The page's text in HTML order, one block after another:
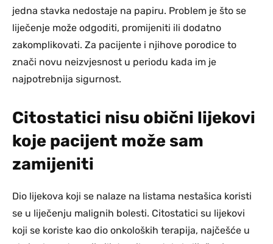
jedna stavka nedostaje na papiru. Problem je što se
liječenje može odgoditi, promijeniti ili dodatno
zakomplikovati. Za pacijente i njihove porodice to
znači novu neizvjesnost u periodu kada im je
najpotrebnija sigurnost.
Citostatici nisu obični lijekovi
koje pacijent može sam
zamijeniti
Dio lijekova koji se nalaze na listama nestašica koristi
se u liječenju malignih bolesti. Citostatici su lijekovi
koji se koriste kao dio onkoloških terapija, najčešće u